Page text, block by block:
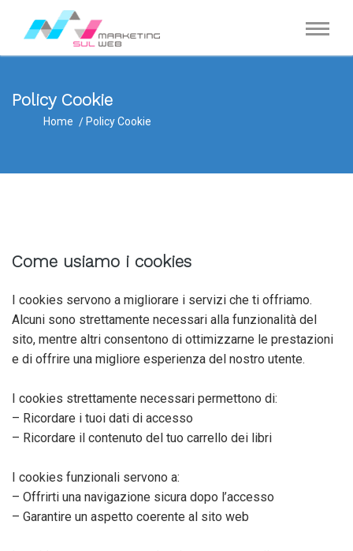
Policy Cookie
Home Policy Cookie
Come usiamo i cookies
I cookies servono a migliorare i servizi che ti offriamo.
Alcuni sono strettamente necessari alla funzionalità del
sito, mentre altri consentono di ottimizzarne le prestazioni
e di offrire una migliore esperienza del nostro utente.
I cookies strettamente necessari permettono di:
– Ricordare i tuoi dati di accesso
– Ricordare il contenuto del tuo carrello dei libri
I cookies funzionali servono a:
– Offrirti una navigazione sicura dopo l’accesso
– Garantire un aspetto coerente al sito web